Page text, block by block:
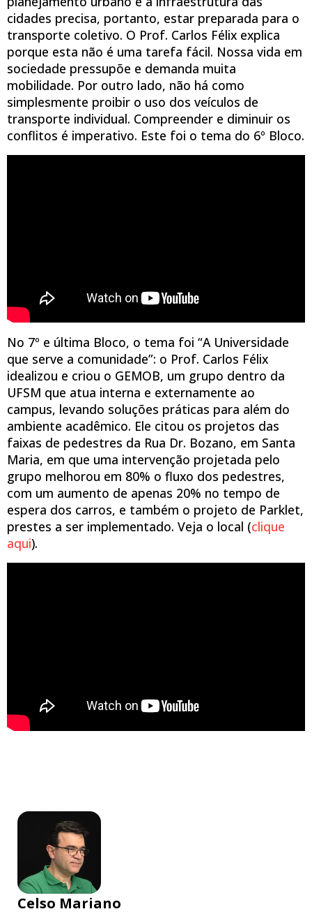
cidades precisa, portanto, estar preparada para o
transporte coletivo. O Prof. Carlos Félix explica
porque esta não é uma tarefa fácil. Nossa vida em
sociedade pressupõe e demanda muita
mobilidade. Por outro lado, não há como
simplesmente proibir o uso dos veículos de
transporte individual. Compreender e diminuir os
conflitos é imperativo. Este foi o tema do 6º Bloco.
No 7º e última Bloco, o tema foi “A Universidade
que serve a comunidade”: o Prof. Carlos Félix
idealizou e criou o GEMOB, um grupo dentro da
UFSM que atua interna e externamente ao
campus, levando soluções práticas para além do
ambiente acadêmico. Ele citou os projetos das
faixas de pedestres da Rua Dr. Bozano, em Santa
Maria, em que uma intervenção projetada pelo
grupo melhorou em 80% o fluxo dos pedestres,
com um aumento de apenas 20% no tempo de
espera dos carros, e também o projeto de Parklet,
prestes a ser implementado. Veja o local (clique
aqui).
Celso Mariano